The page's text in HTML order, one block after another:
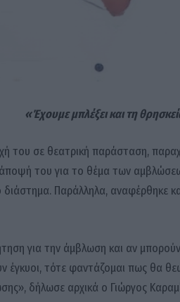
«Έχουμε μπλέξει και τη
του σε θεατρική παράσταση,
του για το θέμα των
διάστημα. Παράλληλα, αναφέρθηκε
για την άμβλωση και αν μπορούν
έγκυοι, τότε φαντάζομαι πως θα
δήλωσε αρχικά ο Γιώργος